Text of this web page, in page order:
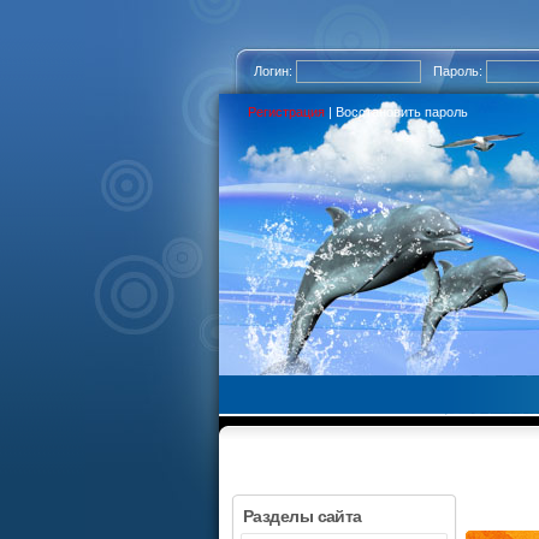
Логин: Пароль:
Регистрация | Восстановить пароль
Разделы сайта